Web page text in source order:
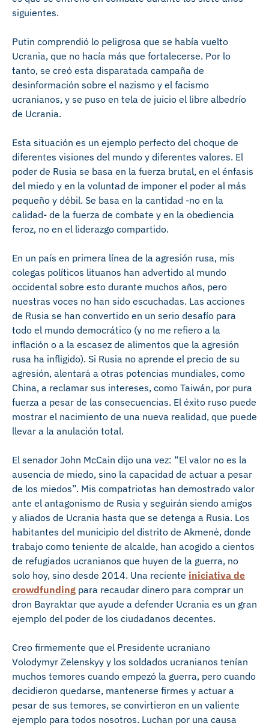
siguientes.
Putin comprendió lo peligrosa que se había vuelto
Ucrania, que no hacía más que fortalecerse. Por lo
tanto, se creó esta disparatada campaña de
desinformación sobre el nazismo y el facismo
ucranianos, y se puso en tela de juicio el libre albedrío
de Ucrania.
Esta situación es un ejemplo perfecto del choque de
diferentes visiones del mundo y diferentes valores. El
poder de Rusia se basa en la fuerza brutal, en el énfasis
del miedo y en la voluntad de imponer el poder al más
pequeño y débil. Se basa en la cantidad -no en la
calidad- de la fuerza de combate y en la obediencia
feroz, no en el liderazgo compartido.
En un país en primera línea de la agresión rusa, mis
colegas políticos lituanos han advertido al mundo
occidental sobre esto durante muchos años, pero
nuestras voces no han sido escuchadas. Las acciones
de Rusia se han convertido en un serio desafío para
todo el mundo democrático (y no me refiero a la
inflación o a la escasez de alimentos que la agresión
rusa ha infligido). Si Rusia no aprende el precio de su
agresión, alentará a otras potencias mundiales, como
China, a reclamar sus intereses, como Taiwán, por pura
fuerza a pesar de las consecuencias. El éxito ruso puede
mostrar el nacimiento de una nueva realidad, que puede
llevar a la anulación total.
El senador John McCain dijo una vez: “El valor no es la
ausencia de miedo, sino la capacidad de actuar a pesar
de los miedos”. Mis compatriotas han demostrado valor
ante el antagonismo de Rusia y seguirán siendo amigos
y aliados de Ucrania hasta que se detenga a Rusia. Los
habitantes del municipio del distrito de Akmenė, donde
trabajo como teniente de alcalde, han acogido a cientos
de refugiados ucranianos que huyen de la guerra, no
solo hoy, sino desde 2014. Una reciente iniciativa de
crowdfunding para recaudar dinero para comprar un
dron Bayraktar que ayude a defender Ucrania es un gran
ejemplo del poder de los ciudadanos decentes.
Creo firmemente que el Presidente ucraniano
Volodymyr Zelenskyy y los soldados ucranianos tenían
muchos temores cuando empezó la guerra, pero cuando
decidieron quedarse, mantenerse firmes y actuar a
pesar de sus temores, se convirtieron en un valiente
ejemplo para todos nosotros. Luchan por una causa